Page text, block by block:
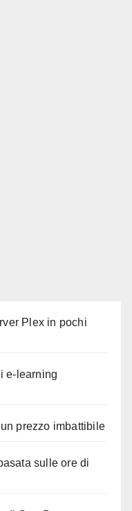
Plex in pochi
e-learning
prezzo imbattibile
sulle ore di